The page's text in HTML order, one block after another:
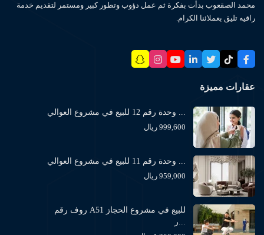
محمد الصقعوب بدأت بفكرة ثم عمل دؤوب وتطور كبير ومستمر لتقديم خدمة
راقيه تليق بعملائنا الكرام.
عقارات مميزة
وحدة رقم 12 للبيع في مشروع العوالي ...
999,600 ريال
وحدة رقم 11 للبيع في مشروع العوالي ...
959,000 ريال
روف رقم A51 للبيع في مشروع الحجاز
ر...